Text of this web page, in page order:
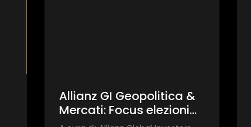
Allianz GI Geopolitica &
Mercati: Focus elezioni